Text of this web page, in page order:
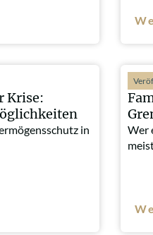
Krise:
in
Wer